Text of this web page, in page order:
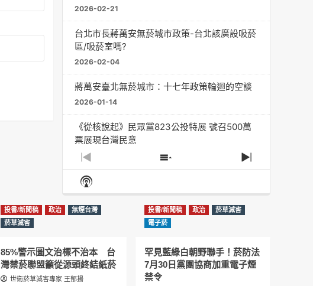
2026-02-21
台北市長蔣萬安無菸城市政策-台北該廣設吸菸
區/吸菸室嗎?
2026-02-04
蔣萬安臺北無菸城市：十七年政策輪迴的空談
2026-01-14
《從核說起》民眾黨823公投特展 號召500萬
票展現台灣民意
2025-08-11
大罷免凸 <726,823反罷免主題曲> #大展鴻圖
2025-07-05
دليل مناصرة السجائر الإلكترونية: التاريخ الخفي
الاجتماعية #Fahad Al-Jalajel #فهد بن
عبدالرحمن الجلاجل #Sania Nishtar #ثانیہ نشتر;
2025-05-17
Previous
Episode
Show
Episodes
Next
Episode
Show
Podcast
Information
投書/新聞稿 政治
無煙台灣
菸草減害
85%警示圖文治標不治本 台
灣禁菸聯盟籲從源頭終結紙菸
世衛菸草減害專家 王郁揚
投書/新聞稿 政治
菸草減害
電子菸
罕見藍綠白朝野聯手！菸防法
7月30日黨團協商加重電子煙
禁令